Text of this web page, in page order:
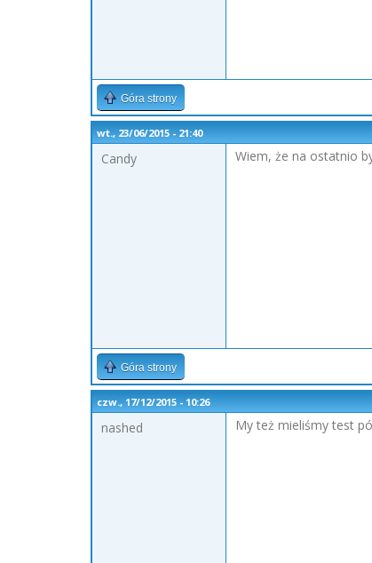
Góra strony
wt., 23/06/2015 - 21:40
Candy
Wiem, że na ostatnio
Góra strony
czw., 17/12/2015 - 10:26
nashed
My też mieliśmy test